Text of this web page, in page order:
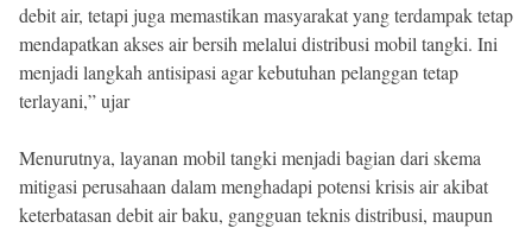
debit air, tetapi juga memastikan masyarakat yang terdampak tetap
mendapatkan akses air bersih melalui distribusi mobil tangki. Ini
menjadi langkah antisipasi agar kebutuhan pelanggan tetap
terlayani,” ujar
Menurutnya, layanan mobil tangki menjadi bagian dari skema
mitigasi perusahaan dalam menghadapi potensi krisis air akibat
keterbatasan debit air baku, gangguan teknis distribusi, maupun